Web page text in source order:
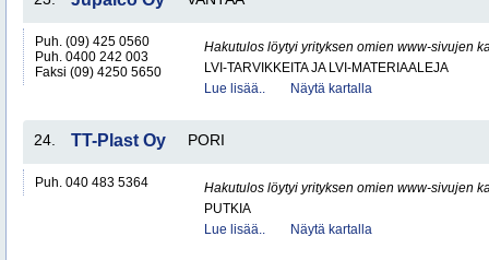
Puh. (09) 425 0560
Puh. 0400 242 003
Faksi (09) 4250 5650
Hakutulos löytyi yrityksen omien www-sivujen
LVI-TARVIKKEITA JA LVI-MATERIAALEJA
Lue lisää..
Näytä kartalla
24. TT-Plast Oy PORI
Puh. 040 483 5364
Hakutulos löytyi yrityksen omien www-sivujen
PUTKIA
Lue lisää..
Näytä kartalla